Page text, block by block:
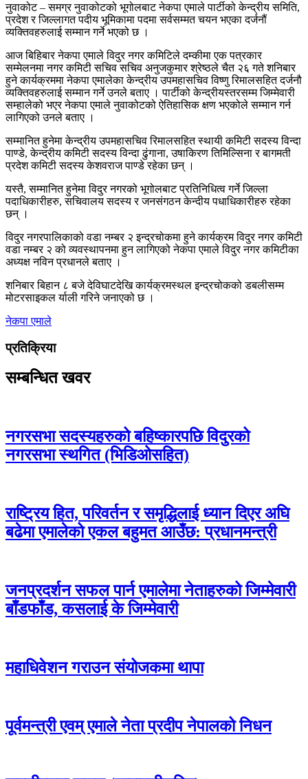
नुवाकोट – समग्र नुवाकोटको भूगोलबाट नेकपा एमाले पार्टीको केन्द्रीय समिति,
प्रदेश र जिल्लागत पदीय भूमिकामा पदमा सर्वसम्मत चयन भएका दर्जनौं
व्यक्तिवहरुलाई सम्मान गर्ने भएको छ ।
आज बिहिबार नेकपा एमाले विदुर नगर कमिटिले दम्कीमा एक पत्रकार
सम्मेलनमा नगर कमिटी सचिव सचिव अनुजकुमार श्रेष्ठले चैत २६ गते शनिबार
हुने कार्यक्रममा नेकपा एमालेका केन्द्रीय उपमहासचिव विष्णु रिमालसहित दर्जनौ
व्यक्तिवहरुलाई सम्मान गर्ने उनले बताए । पार्टीको केन्द्रीयस्तरसम्म जिम्मेवारी
सम्हालेको भएर नेकपा एमाले नुवाकोटको ऐतिहासिक क्षण भएकोले सम्मान गर्न
लागिएको उनले बताए ।
सम्मानित हुनेमा केन्द्रीय उपमहासचिव रिमालसहित स्थायी कमिटी सदस्य विन्दा
पाण्डे, केन्द्रीय कमिटी सदस्य विन्दा ढुंगाना, उषाकिरण तिमिल्सिना र बागमती
प्रदेश कमिटी सदस्य केशवराज पाण्डे रहेका छन् ।
यस्तै, सम्मानित हुनेमा विदुर नगरको भूगोलबाट प्रतिनिधित्व गर्ने जिल्ला
पदाधिकारीहरु, सचिवालय सदस्य र जनसंगठन केन्दीय पधाधिकारीहरु रहेका
छन् ।
विदुर नगरपालिकाको वडा नम्बर २ इन्द्रचोकमा हुने कार्यक्रम विदुर नगर कमिटी
वडा नम्बर २ को व्यवस्थापनमा हुन लागिएको नेकपा एमाले विदुर नगर कमिटीका
अध्यक्ष नविन प्रधानले बताए ।
शनिबार बिहान ८ बजे देविघाटदेखि कार्यक्रमस्थल इन्द्रचोकको डबलीसम्म
मोटरसाइकल र्याली गरिने जनाएको छ ।
नेकपा एमाले
प्रतिक्रिया
सम्बन्धित खवर
नगरसभा सदस्यहरुको बहिष्कारपछि विदुरको
नगरसभा स्थगित (भिडिओसहित)
राष्ट्रिय हित, परिवर्तन र समृद्धिलाई ध्यान दिएर अघि
बढेमा एमालेको एकल बहुमत आउँछ: प्रधानमन्त्री
जनप्रदर्शन सफल पार्न एमालेमा नेताहरुको जिम्मेवारी
बाँडफाँड, कसलाई के जिम्मेवारी
महाधिवेशन गराउन संयोजकमा थापा
पूर्वमन्त्री एवम् एमाले नेता प्रदीप नेपालको निधन